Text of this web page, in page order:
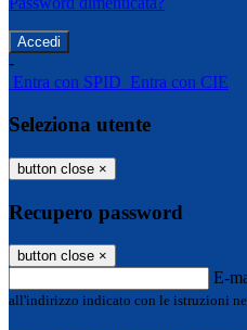
-
Entra con SPID Entra con CIE
Seleziona utente
button close ×
Recupero password
button close ×
E-
all'indirizzo indicato con le istruzioni